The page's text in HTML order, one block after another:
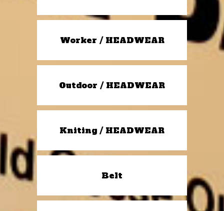
Worker / HEADWEAR
Outdoor / HEADWEAR
Kniting / HEADWEAR
Belt